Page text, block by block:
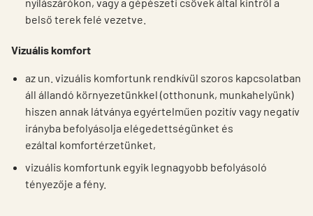
belső terek felé vezetve.
Vizuális komfort
az un. vizuális komfortunk rendkívül szoros kapcsolatban
áll állandó környezetünkkel (otthonunk, munkahelyünk)
hiszen annak látványa egyértelműen pozitív vagy negatív
irányba befolyásolja elégedettségünket és
ezáltal komfortérzetünket,
vizuális komfortunk egyik legnagyobb befolyásoló
tényezője a fény.